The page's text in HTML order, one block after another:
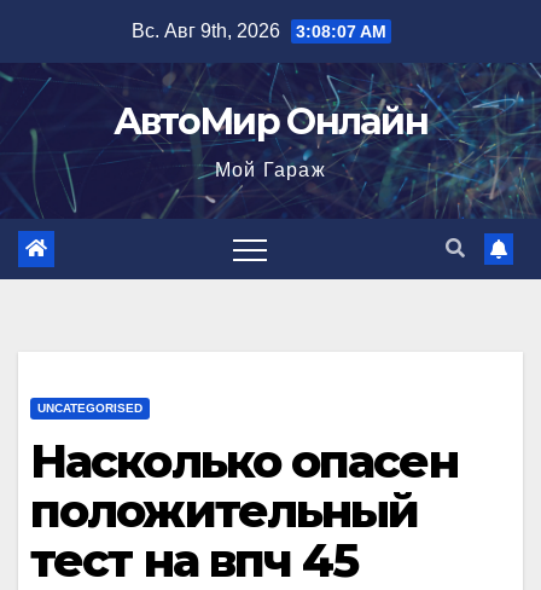
содержимому
Вс. Авг 9th, 2026 3:08:08 AM
АвтоМир Онлайн
Мой Гараж
UNCATEGORISED
Насколько опасен
положительный
тест на впч 45